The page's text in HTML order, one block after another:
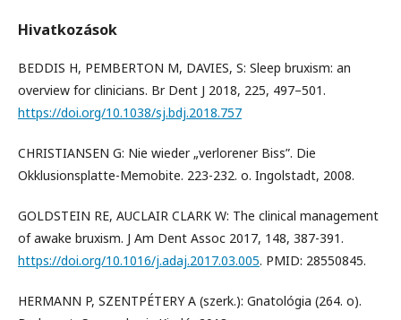
Hivatkozások
BEDDIS H, PEMBERTON M, DAVIES, S: Sleep bruxism: an
overview for clinicians. Br Dent J 2018, 225, 497–501.
https://doi.org/10.1038/sj.bdj.2018.757
CHRISTIANSEN G: Nie wieder „verlorener Biss”. Die
Okklusionsplatte-Memobite. 223-232. o. Ingolstadt, 2008.
GOLDSTEIN RE, AUCLAIR CLARK W: The clinical management
of awake bruxism. J Am Dent Assoc 2017, 148, 387-391.
https://doi.org/10.1016/j.adaj.2017.03.005. PMID: 28550845.
HERMANN P, SZENTPÉTERY A (szerk.): Gnatológia (264. o).